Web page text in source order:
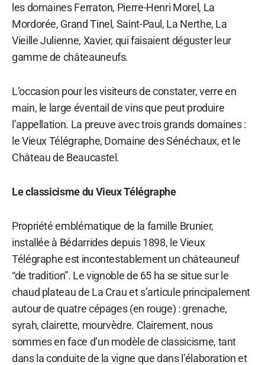
les domaines Ferraton, Pierre-Henri Morel, La
Mordorée, Grand Tinel, Saint-Paul, La Nerthe, La
Vieille Julienne, Xavier, qui faisaient déguster leur
gamme de châteauneufs.
L’occasion pour les visiteurs de constater, verre en
main, le large éventail de vins que peut produire
l’appellation. La preuve avec trois grands domaines :
le Vieux Télégraphe, Domaine des Sénéchaux, et le
Château de Beaucastel.
Le classicisme du Vieux Télégraphe
Propriété emblématique de la famille Brunier,
installée à Bédarrides depuis 1898, le Vieux
Télégraphe est incontestablement un châteauneuf
“de tradition”. Le vignoble de 65 ha se situe sur le
chaud plateau de La Crau et s’articule principalement
autour de quatre cépages (en rouge) : grenache,
syrah, clairette, mourvèdre. Clairement, nous
sommes en face d’un modèle de classicisme, tant
dans la conduite de la vigne que dans l’élaboration et